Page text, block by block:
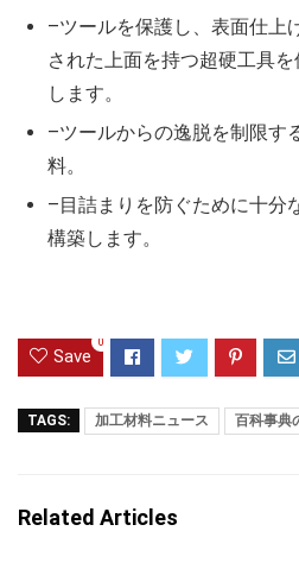
–ツールを保護し、表面仕上
された上面を持つ超硬工具
します。
–ツールからの逸脱を制限す
料。
–目詰まりを防ぐために十分
構築します。
Save
0
TAGS: 加工材料ニュース 百科事典
Related Articles